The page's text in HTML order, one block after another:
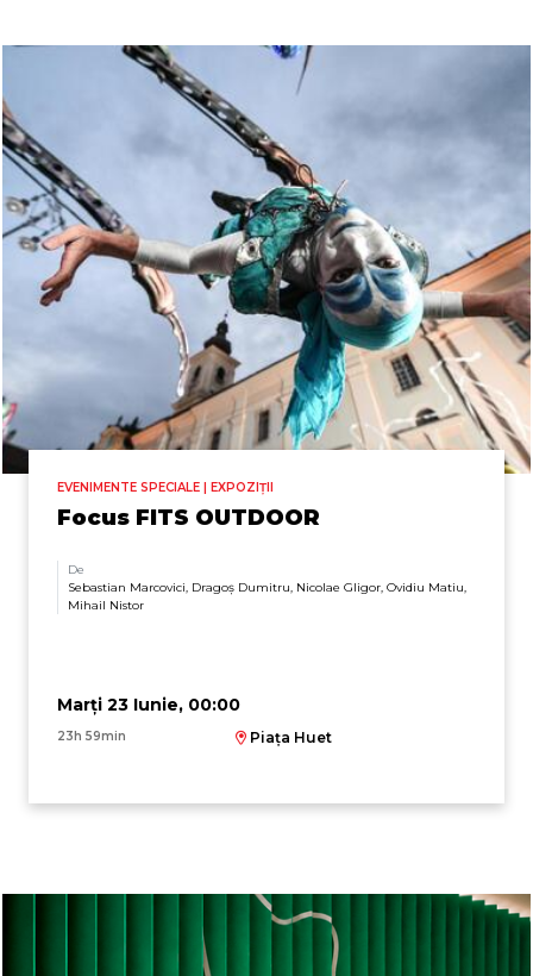
EVENIMENTE SPECIALE | EXPOZIȚII
Focus FITS OUTDOOR
De
Sebastian Marcovici, Dragoș Dumitru, Nicolae Gligor, Ovidiu Matiu,
Mihail Nistor
Marți 23 Iunie, 00:00
23h 59min Piața Huet